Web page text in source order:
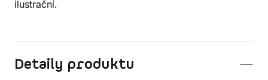
ilustrační.
Detaily produktu